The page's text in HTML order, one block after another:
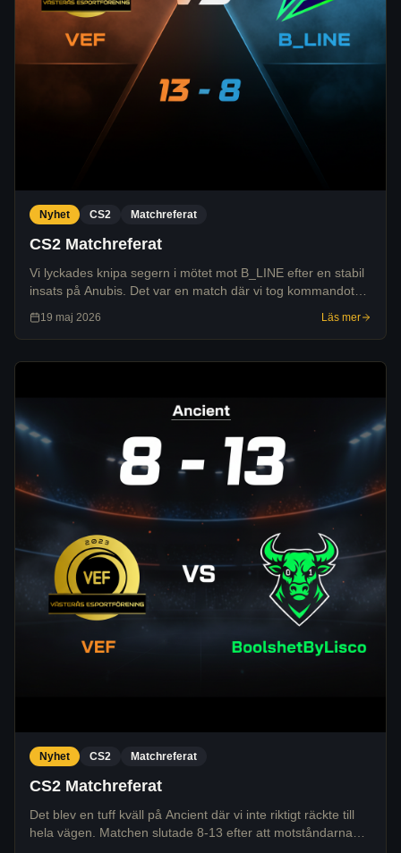
Nyhet CS2 Matchreferat
CS2 Matchreferat
Vi lyckades knipa segern i mötet mot B_LINE efter en stabil
insats på Anubis. Det var en match där vi tog kommandot
19 maj 2026 Läs mer
Nyhet CS2 Matchreferat
CS2 Matchreferat
Det blev en tuff kväll på Ancient där vi inte riktigt räckte till
hela vägen. Matchen slutade 8-13 efter att motståndarna